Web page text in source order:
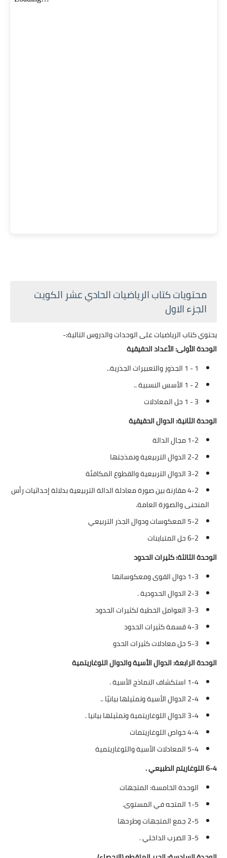
محتويات كتاب الرياضيات الحادي عشر الكويت
الجزء الاول
يحتوي كتاب الرياضيات على الوحدات والدروس التالية:-
الوحدة الأولى: الأعداد الحقيقية
1 - 1 الجذور والتعبيرات الجذرية..
2 - 1 الأسس النسبية ..
3 - 1 حل المعادلات
الوحدة الثانية: الدوال الحقيقية
1-2 مجال الدالة
2-2 الدوال التربيعية ونمذجتها
3-2 الدوال التربيعية والقطوع المكافئة
4-2 مقارنة بين صورة معادلة الدالة التربيعية بدلالة إحداثيات رأس
المنحنى والصورة العامة.
5-2 المعكوسات ودوال الجذر التربيعي
6-2 حل المتباينات
الوحدة الثالثة: كثيرات الحدود
1-3 دوال القوى ومعكوساتها
2-3 الدوال الحدودية .
3-3 العوامل الخطية لكثيرات الحدود
4-3 قسمة كثيرات الحدود
5-3 حل معادلات كثيرات الحدو
الوحدة الرابعة: الدوال الأسية والدوال اللوغاريتمية
1-4 استكشاف النماذج الأسية .
2-4 الدوال الأسية وتمثيلها بيانيًا ..
3-4 الدوال اللوغاريتمية وتمثيلها بيانيا .
4-4 خواص اللوغاريتمات
5-4 المعادلات الأسية واللوغاريتمية
6-4 اللوغاريتم الطبيعي .
الوحدة الخامسة: المتجهات
1-5 المتجه في المستوى.
2-5 جمع المتجهات وطرحها
3-5 الضرب الداخلي .